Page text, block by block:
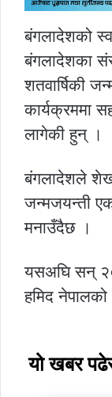
बंगलादेशको
बंगलादेशका
शतवार्षिकी
कार्यक्रममा
लागेकी हुन् ।
बंगलादेशले शेख
जन्मजयन्ती एक
मनाउँदैछ ।
यसअघि सन्
हमिद
यो खबर